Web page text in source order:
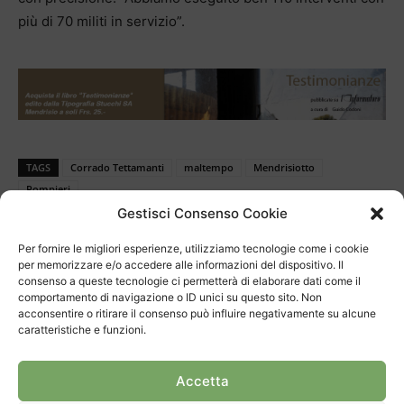
Gestisci Consenso Cookie
Per fornire le migliori esperienze, utilizziamo tecnologie come i cookie
per memorizzare e/o accedere alle informazioni del dispositivo. Il
consenso a queste tecnologie ci permetterà di elaborare dati come il
comportamento di navigazione o ID unici su questo sito. Non
acconsentire o ritirare il consenso può influire negativamente su alcune
caratteristiche e funzioni.
Accetta
più di 70 militi in servizio”.
TAGS Corrado Tettamanti maltempo
Mendrisiotto
Pompieri
tutto in due valigie”
Giorno